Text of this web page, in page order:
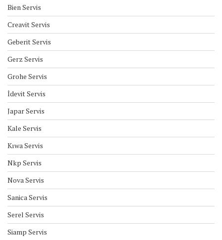
Bien Servis
Creavit Servis
Geberit Servis
Gerz Servis
Grohe Servis
İdevit Servis
Japar Servis
Kale Servis
Kıwa Servis
Nkp Servis
Nova Servis
Sanica Servis
Serel Servis
Siamp Servis